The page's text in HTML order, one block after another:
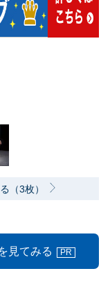
（3枚）
見てみる PR